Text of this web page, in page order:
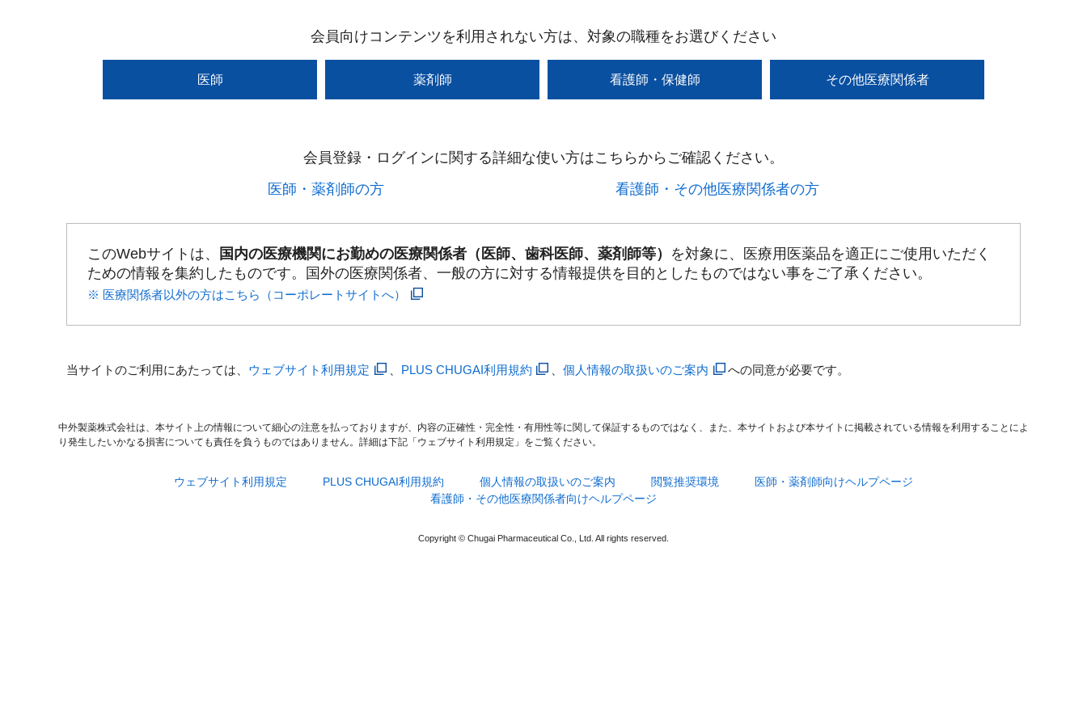
会員向けコンテンツを利用されない方は、対象の職種をお選びください
医師 薬剤師 看護師・保健師 その他医療関係者
会員登録・ログインに関する詳細な使い方はこちらからご確認ください。​
医師・薬剤師の方​
看護師・その他医療関係者の方​
このWebサイトは、 国内の医療機関にお勤めの医療関係者（医師、歯科医師、薬剤師等） を対象に、医療用医薬品を適正にご使用いただく
ための情報を集約したものです。国外の医療関係者、一般の方に対する情報提供を目的としたものではない事をご了承ください。
※ 医療関係者以外の方はこちら（コーポレートサイトへ）
当サイトのご利用にあたっては、 ウェブサイト利用規定 PLUS CHUGAI利用規約 、個人情報の取扱いのご案内 への同意が必要です。
中外製薬株式会社は、本サイト上の情報について細心の注意を払っておりますが、内容の正確性・完全性・有用性等に関して保証するものではなく、また、本サイトおよび本サイトに掲載されている情報を利用することによ
り発生したいかなる損害についても責任を負うものではありません。詳細は下記「ウェブサイト利用規定」をご覧ください。
ウェブサイト利用規定 PLUS CHUGAI利用規約 個人情報の取扱いのご案内 閲覧推奨環境
医師・薬剤師向けヘルプページ
看護師・その他医療関係者向けヘルプページ
Copyright © Chugai Pharmaceutical Co., Ltd. All rights reserved.